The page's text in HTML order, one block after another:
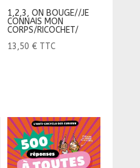
1,2,3, ON BOUGE//JE
CONNAIS MON
CORPS/RICOCHET/
13,50 € TTC